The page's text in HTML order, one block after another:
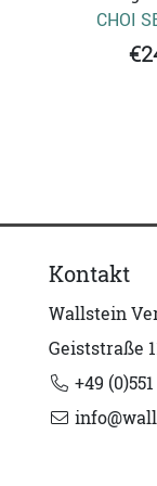
CHOI
Kontakt
Wallstein
Geiststraße
+49